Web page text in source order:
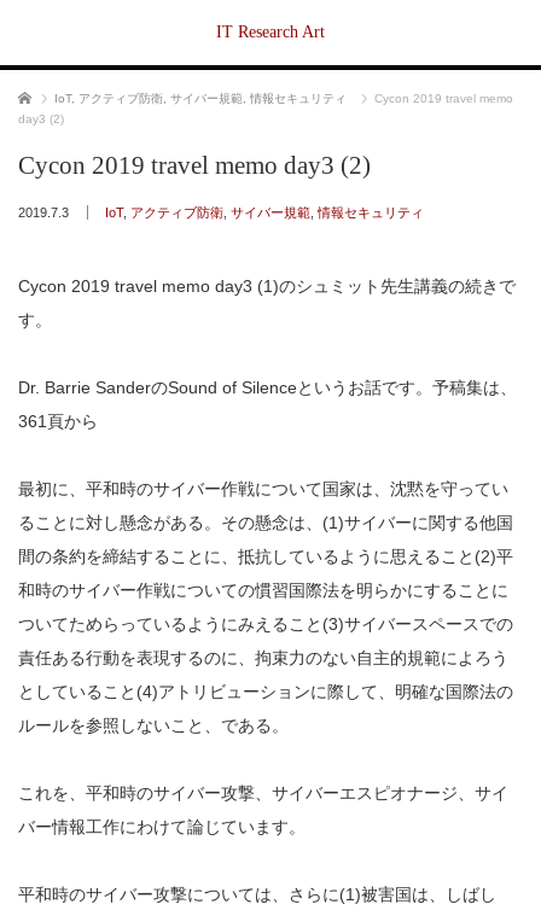
IT Research Art
ホーム IoT, アクティブ防衛 サイバー規範 情報セキュリティ
Cycon 2019 travel memo
day3 (2)
Cycon 2019 travel memo day3 (2)
2019.7.3 IoT, アクティブ防衛 サイバー規範 ,情報セキュリティ
Cycon 2019 travel memo day3 (1)のシュミット先生講義の続きで
す。
Dr. Barrie SanderのSound of Silenceというお話です。予稿集は、
361頁から
最初に、平和時のサイバー作戦について国家は、沈黙を守ってい
ることに対し懸念がある。その懸念は、(1)サイバーに関する他国
間の条約を締結することに、抵抗しているように思えること(2)平
和時のサイバー作戦についての慣習国際法を明らかにすることに
ついてためらっているようにみえること(3)サイバースペースでの
責任ある行動を表現するのに、拘束力のない自主的規範によろう
としていること(4)アトリビューションに際して、明確な国際法の
ルールを参照しないこと、である。
これを、平和時のサイバー攻撃、サイバーエスピオナージ、サイ
バー情報工作にわけて論じています。
平和時のサイバー攻撃については、さらに(1)被害国は、しばし